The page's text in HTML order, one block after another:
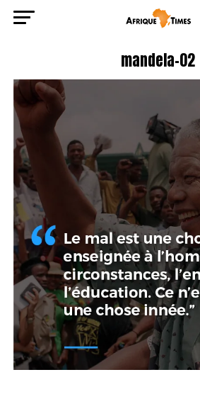
mandela-02